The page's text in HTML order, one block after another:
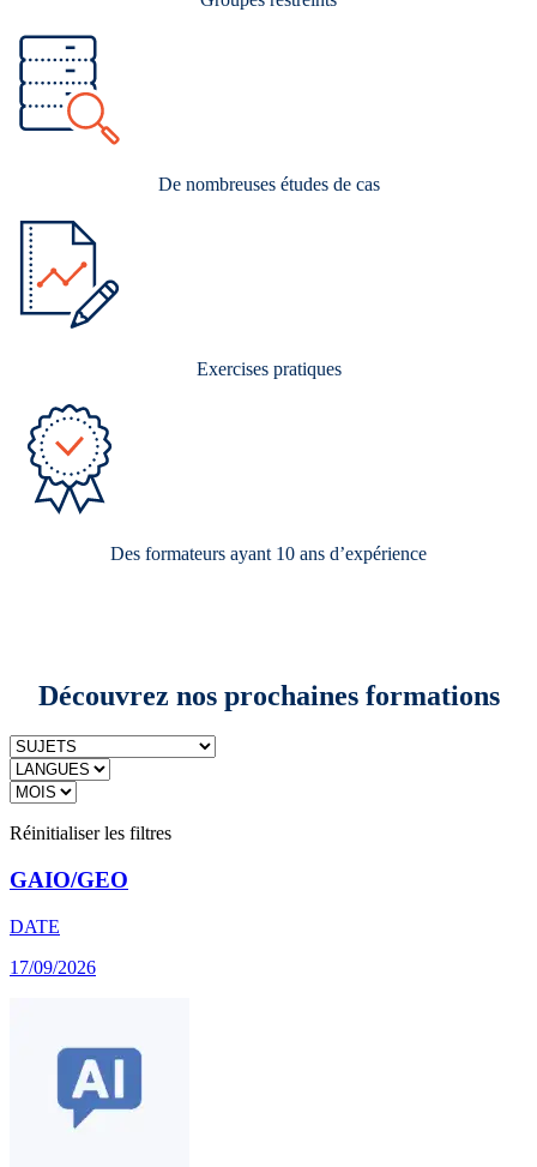
De nombreuses études de cas
Exercises pratiques
Des formateurs ayant 10 ans d’expérience
Découvrez nos prochaines formations
Réinitialiser les filtres
GAIO/GEO
DATE
17/09/2026